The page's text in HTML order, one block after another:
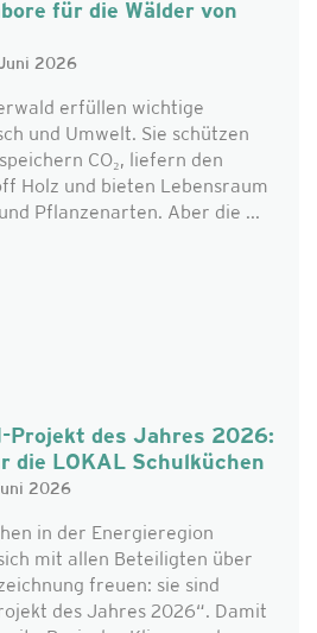
für die Wälder von
2026
erfüllen wichtige
und Umwelt. Sie schützen
CO₂, liefern den
Holz und bieten Lebensraum
Pflanzenarten. Aber die ...
Projekt des Jahres 2026:
die LOKAL Schulküchen
2026
in der Energieregion
mit allen Beteiligten über
freuen: sie sind
des Jahres 2026“. Damit